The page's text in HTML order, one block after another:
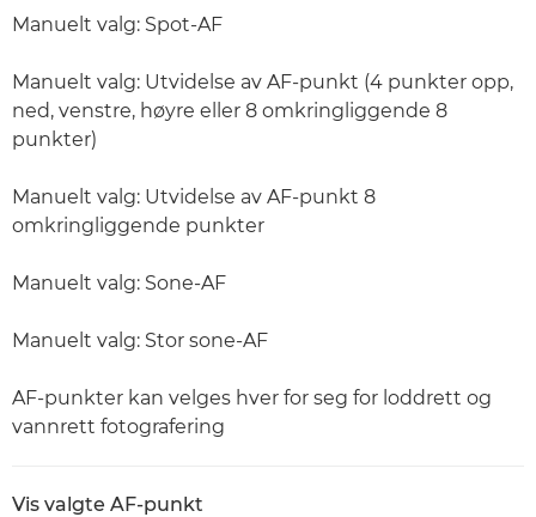
Manuelt valg: Spot-AF
Manuelt valg: Utvidelse av AF-punkt (4 punkter opp,
ned, venstre, høyre eller 8 omkringliggende 8
punkter)
Manuelt valg: Utvidelse av AF-punkt 8
omkringliggende punkter
Manuelt valg: Sone-AF
Manuelt valg: Stor sone-AF
AF-punkter kan velges hver for seg for loddrett og
vannrett fotografering
Vis valgte AF-punkt